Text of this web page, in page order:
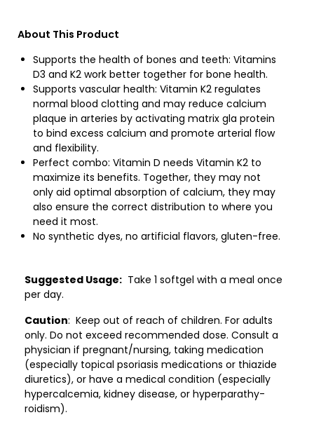
About This Product
Supports the health of bones and teeth: Vitamins
D3 and K2 work better together for bone health.
Supports vascular health: Vitamin K2 regulates
normal blood clotting and may reduce calcium
plaque in arteries by activating matrix gla protein
to bind excess calcium and promote arterial flow
and flexibility.
Perfect combo: Vitamin D needs Vitamin K2 to
maximize its benefits. Together, they may not
only aid optimal absorption of calcium, they may
also ensure the correct distribution to where you
need it most.
No synthetic dyes, no artificial flavors, gluten-free.
Suggested Usage: Take 1 softgel with a meal once
per day.
Caution: Keep out of reach of children. For adults
only. Do not exceed recommended dose. Consult a
physician if pregnant/nursing, taking medication
(especially topical psoriasis medications or thiazide
diuretics), or have a medical condition (especially
hypercalcemia, kidney disease, or hyperparathy-
roidism).